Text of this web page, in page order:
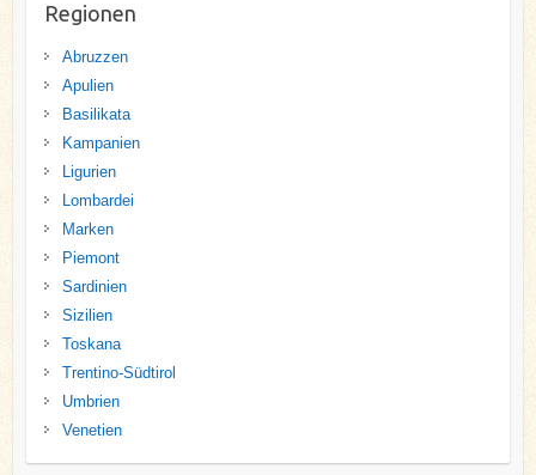
Regionen
Abruzzen
Apulien
Basilikata
Kampanien
Ligurien
Lombardei
Marken
Piemont
Sardinien
Sizilien
Toskana
Trentino-Südtirol
Umbrien
Venetien